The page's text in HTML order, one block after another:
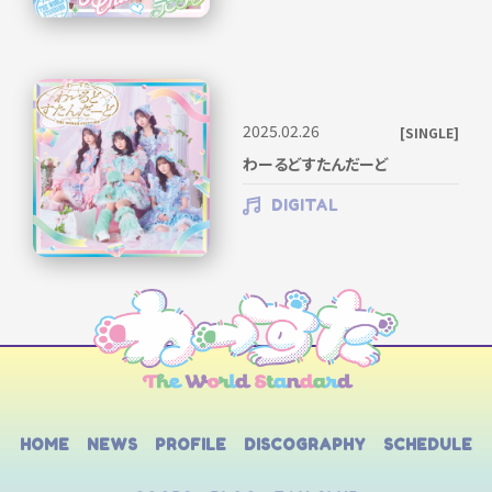
2025.02.26 [SINGLE]
わーるどすたんだーど
DIGITAL
HOME NEWS PROFILE DISCOGRAPHY SCHEDULE